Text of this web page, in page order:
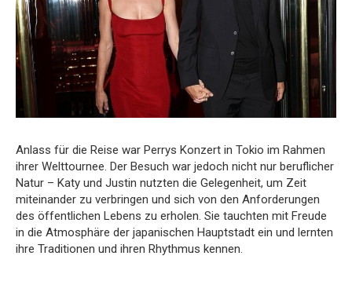
Anlass für die Reise war Perrys Konzert in Tokio im Rahmen
ihrer Welttournee. Der Besuch war jedoch nicht nur beruflicher
Natur – Katy und Justin nutzten die Gelegenheit, um Zeit
miteinander zu verbringen und sich von den Anforderungen
des öffentlichen Lebens zu erholen. Sie tauchten mit Freude
in die Atmosphäre der japanischen Hauptstadt ein und lernten
ihre Traditionen und ihren Rhythmus kennen.